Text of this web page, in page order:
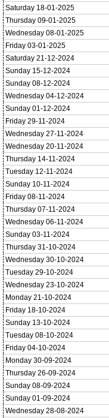
Saturday 18-01-2025
Thursday 09-01-2025
Wednesday 08-01-2025
Friday 03-01-2025
Saturday 21-12-2024
Sunday 15-12-2024
Sunday 08-12-2024
Wednesday 04-12-2024
Sunday 01-12-2024
Friday 29-11-2024
Wednesday 27-11-2024
Wednesday 20-11-2024
Thursday 14-11-2024
Tuesday 12-11-2024
Sunday 10-11-2024
Friday 08-11-2024
Thursday 07-11-2024
Wednesday 06-11-2024
Sunday 03-11-2024
Thursday 31-10-2024
Wednesday 30-10-2024
Tuesday 29-10-2024
Wednesday 23-10-2024
Monday 21-10-2024
Friday 18-10-2024
Sunday 13-10-2024
Tuesday 08-10-2024
Friday 04-10-2024
Monday 30-09-2024
Thursday 26-09-2024
Sunday 08-09-2024
Sunday 01-09-2024
Wednesday 28-08-2024